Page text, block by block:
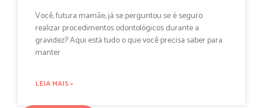
Você, futura mamãe, já se perguntou se é seguro
realizar procedimentos odontológicos durante a
gravidez? Aqui está tudo o que você precisa saber para
manter
LEIA MAIS »